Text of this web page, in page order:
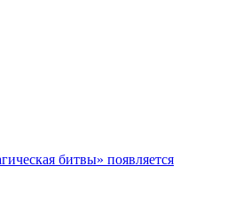
битвы» появляется